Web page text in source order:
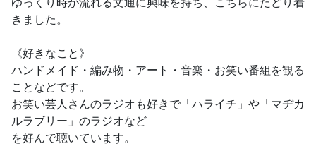
きました。
《好きなこと》
ハンドメイド・編み物・アート・音楽・お笑い番組を観る
ことなどです。
お笑い芸人さんのラジオも好きで「ハライチ」や「マヂカ
ルラブリー」のラジオなど
を好んで聴いています。